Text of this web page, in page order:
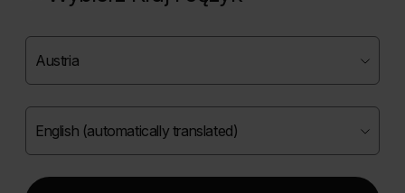
Poznaj naszą drugą markę